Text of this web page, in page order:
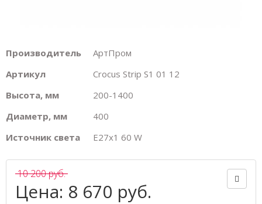
Производитель
АртПром
Артикул
Crocus Strip S1 01 12
Высота, мм
200-1400
Диаметр, мм
400
Источник света
E27х1 60 W
10 200 руб.
Цена: 8 670 руб.